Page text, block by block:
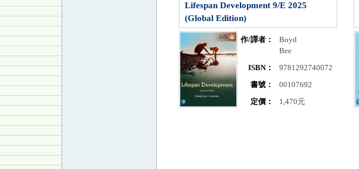
Lifespan Development 9/E 2025
(Global Edition)
作/譯者：
Boyd
Bee
ISBN：
9781292740072
書號：
00107692
定價：
1,470元